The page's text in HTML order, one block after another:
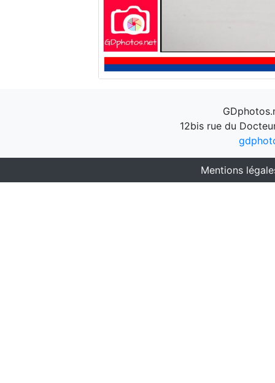
12bis rue du
Mentions